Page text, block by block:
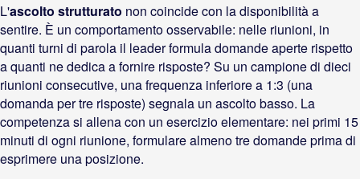
L'ascolto strutturato non coincide con la disponibilità a
sentire. È un comportamento osservabile: nelle riunioni, in
quanti turni di parola il leader formula domande aperte rispetto
a quanti ne dedica a fornire risposte? Su un campione di dieci
riunioni consecutive, una frequenza inferiore a 1:3 (una
domanda per tre risposte) segnala un ascolto basso. La
competenza si allena con un esercizio elementare: nei primi 15
minuti di ogni riunione, formulare almeno tre domande prima di
esprimere una posizione.